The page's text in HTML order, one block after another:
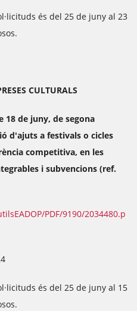
és del 25 de juny al 23
CULTURALS
18 de juny, de segona
d'ajuts a festivals o cicles
competitiva, en les
i subvencions (ref.
PDF/9190/2034480.p
és del 25 de juny al 15